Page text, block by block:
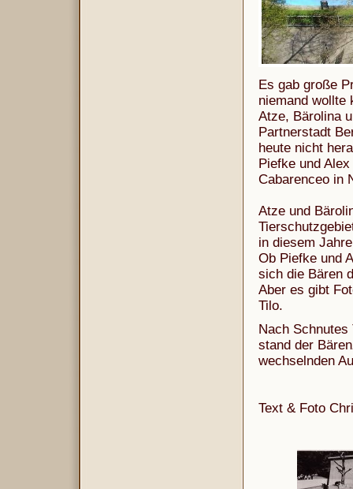
Es gab große
niemand wollte
Atze, Bärolina
Partnerstadt
heute nicht
Piefke und
Cabarenceo in
Atze und
in diesem
Ob Piefke und
sich die Bären
Aber es gibt
Tilo.
Nach Schnutes
stand der
wechselnden
Text & Foto